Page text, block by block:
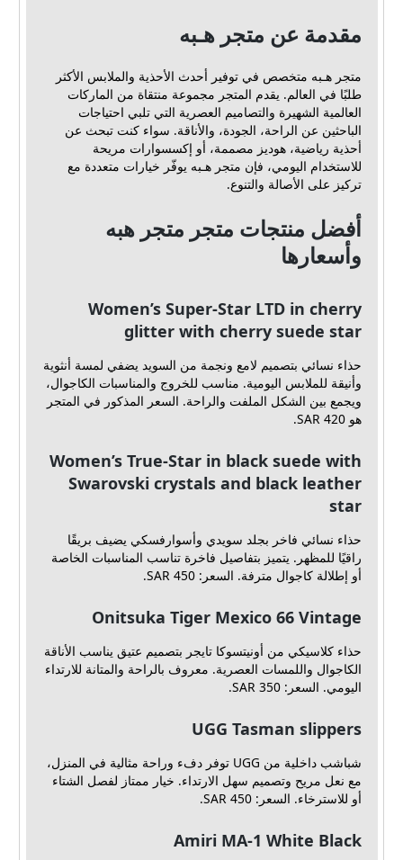
مقدمة عن متجر هـبه
متجر هـبه متخصص في توفير أحدث الأحذية والملابس الأكثر
طلبًا في العالم. يقدم المتجر مجموعة منتقاة من الماركات
العالمية الشهيرة والتصاميم العصرية التي تلبي احتياجات
الباحثين عن الراحة، الجودة، والأناقة. سواء كنت تبحث عن
أحذية رياضية، هوديز مصممة، أو إكسسوارات مريحة
للاستخدام اليومي، فإن متجر هـبه يوفّر خيارات متعددة مع
تركيز على الأصالة والتنوع.
أفضل منتجات متجر متجر هبه
وأسعارها
Women’s Super-Star LTD in cherry
glitter with cherry suede star
حذاء نسائي بتصميم لامع ونجمة من السويد يضفي لمسة أنثوية
وأنيقة للملابس اليومية. مناسب للخروج والمناسبات الكاجوال،
ويجمع بين الشكل الملفت والراحة. السعر المذكور في المتجر
هو SAR 420.
Women’s True-Star in black suede with
Swarovski crystals and black leather
star
حذاء نسائي فاخر بجلد سويدي وأسوارفسكي يضيف بريقًا
راقيًا للمظهر. يتميز بتفاصيل فاخرة تناسب المناسبات الخاصة
أو إطلالة كاجوال مترفة. السعر: SAR 450.
Onitsuka Tiger Mexico 66 Vintage
حذاء كلاسيكي من أونيتسوكا تايجر بتصميم عتيق يناسب الأناقة
الكاجوال واللمسات العصرية. معروف بالراحة والمتانة للارتداء
اليومي. السعر: SAR 350.
UGG Tasman slippers
شباشب داخلية من UGG توفر دفء وراحة مثالية في المنزل،
مع نعل مريح وتصميم سهل الارتداء. خيار ممتاز لفصل الشتاء
أو للاسترخاء. السعر: SAR 450.
Amiri MA-1 White Black